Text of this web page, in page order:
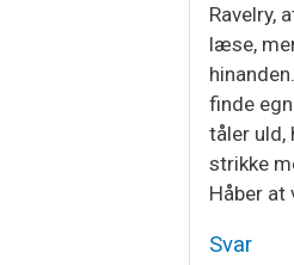
Ravelry,
læse,
finde
tåler uld,
strikke
Håber at
Svar